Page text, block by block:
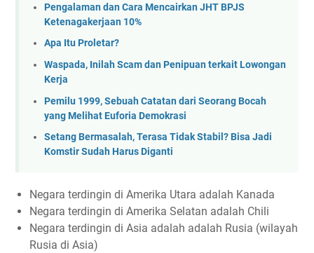
Pengalaman dan Cara Mencairkan JHT BPJS
Ketenagakerjaan 10%
Apa Itu Proletar?
Waspada, Inilah Scam dan Penipuan terkait Lowongan
Kerja
Pemilu 1999, Sebuah Catatan dari Seorang Bocah
yang Melihat Euforia Demokrasi
Setang Bermasalah, Terasa Tidak Stabil? Bisa Jadi
Komstir Sudah Harus Diganti
Negara terdingin di Amerika Utara adalah Kanada
Negara terdingin di Amerika Selatan adalah Chili
Negara terdingin di Asia adalah adalah Rusia (wilayah
Rusia di Asia)